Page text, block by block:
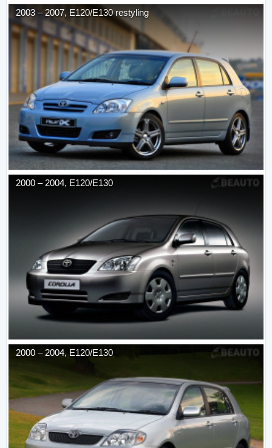
2003 – 2007, E120/E130 restyling
2000 – 2004, E120/E130
2000 – 2004, E120/E130